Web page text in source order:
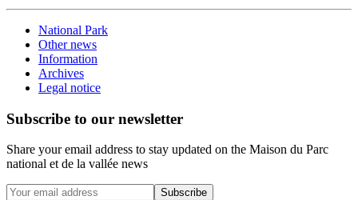
National Park
Other news
Information
Archives
Legal notice
Subscribe to our newsletter
Share your email address to stay updated on the Maison du Parc
national et de la vallée news
Subscribe